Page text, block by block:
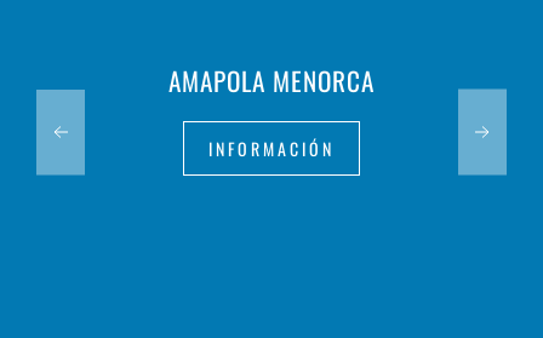
AMAPOLA MENORCA
INFORMACIÓN